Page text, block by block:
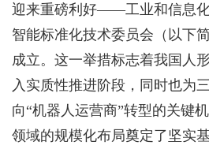
迎来重磅利好——工业和信息
智能标准化技术委员会（以下
成立。这一举措标志着我国人
入实质性推进阶段，同时也为
向“机器人运营商”转型的关键
领域的规模化布局奠定了坚实基